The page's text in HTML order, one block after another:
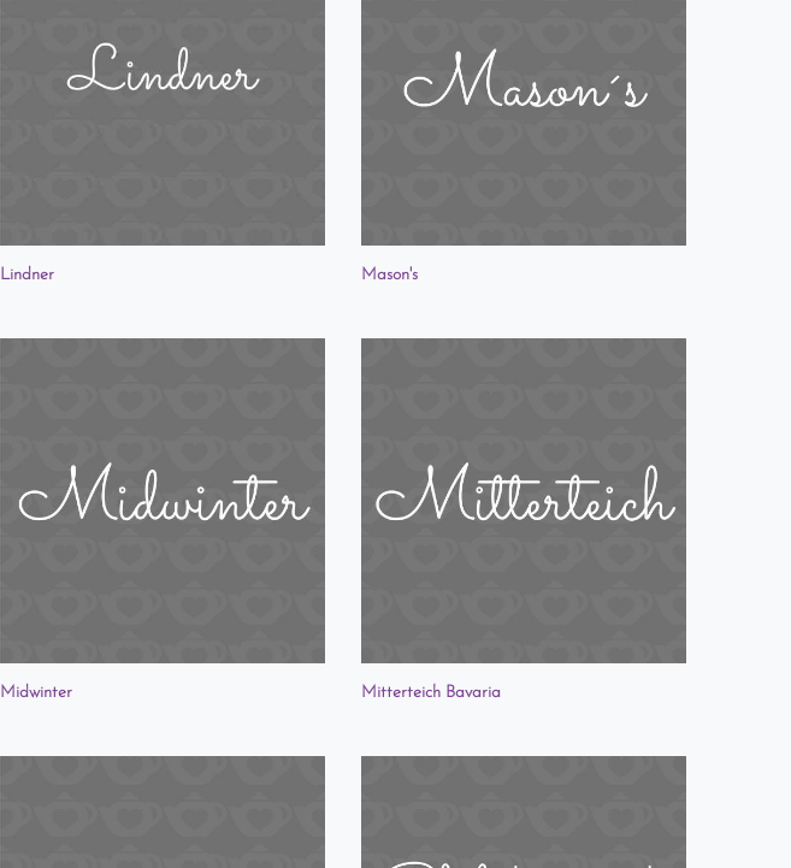
Lindner Mason's
Midwinter Mitterteich Bavaria